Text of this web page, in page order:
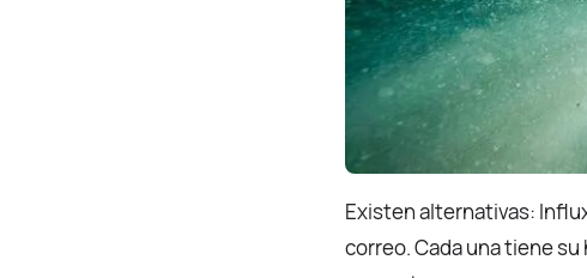
Existen alternativas:
correo. Cada una tiene